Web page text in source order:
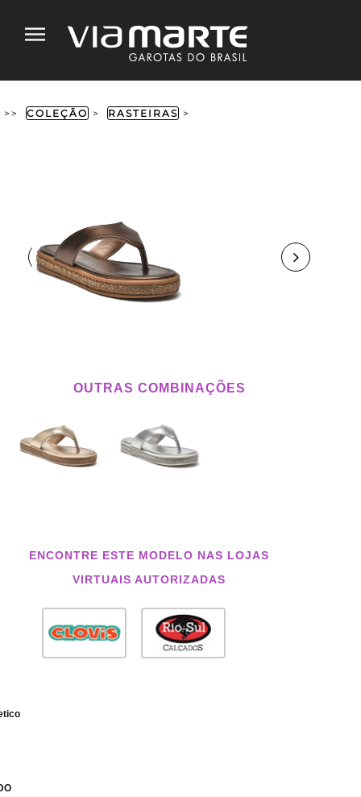
>> COLEÇÃO > RASTEIRAS >
OUTRAS COMBINAÇÕES
ENCONTRE ESTE MODELO NAS LOJAS
VIRTUAIS AUTORIZADAS